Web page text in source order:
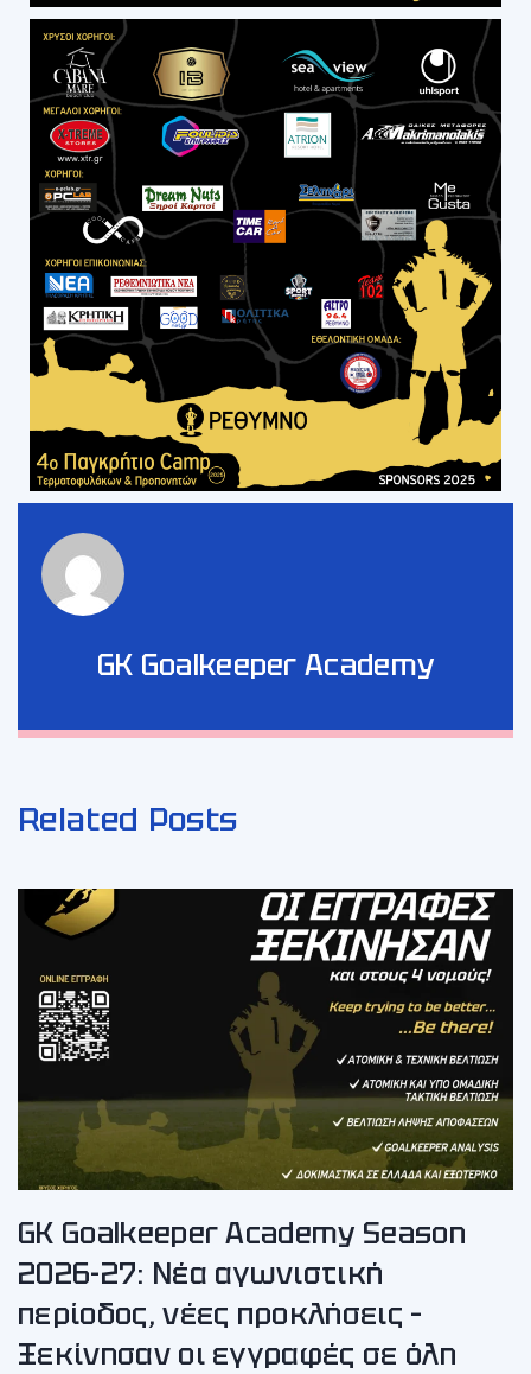
GK Goalkeeper Academy
Related Posts
GK Goalkeeper Academy Season
2026-27: Νέα αγωνιστική
περίοδος, νέες προκλήσεις –
Ξεκίνησαν οι εγγραφές σε όλη